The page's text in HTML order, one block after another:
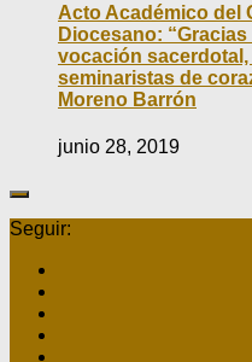
Acto Académico del
Diocesano:
vocación
seminaristas de
Moreno Barrón
junio 28, 2019
Seguir: